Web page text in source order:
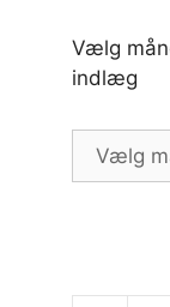
Vælg
indlæg
Vælg
måned